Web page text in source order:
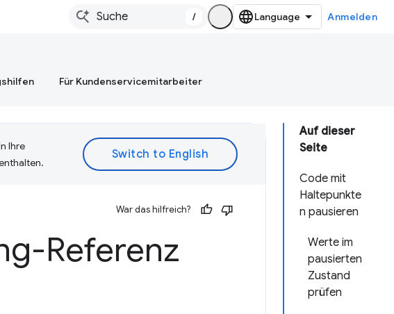
/ Anmelden
Für Kundenservicemitarbeiter
Auf dieser
Seite
Code mit
Haltepunkte
n pausieren
Werte im
pausierten
Zustand
prüfen
Ihre
War das hilfreich?
Referenz